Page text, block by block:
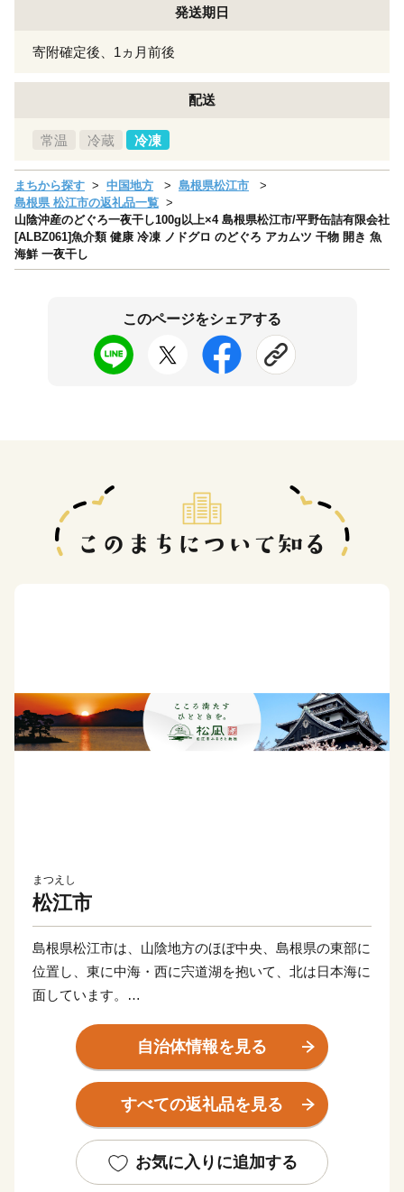
発送期日
寄附確定後、1ヵ月前後
配送
常温 冷蔵 冷凍
まちから探す 中国地方
島根県松江市
島根県 松江市の返礼品一覧
山陰沖産のどぐろ一夜干し100g以上×4 島根県松江市/平野缶詰有限会社
[ALBZ061]魚介類 健康 冷凍 ノドグロ のどぐろ アカムツ 干物 開き 魚
海鮮 一夜干し
このページをシェアする
まつえし
松江市
島根県松江市は、山陰地方のほぼ中央、島根県の東部に
位置し、東に中海・西に宍道湖を抱いて、北は日本海に
面しています。
茶人としても知られる松平不昧公の時代から、人々はお
茶に親しみ、文化、スポーツも盛んです。
自治体情報を見る
すべての返礼品を見る
お気に入りに追加する